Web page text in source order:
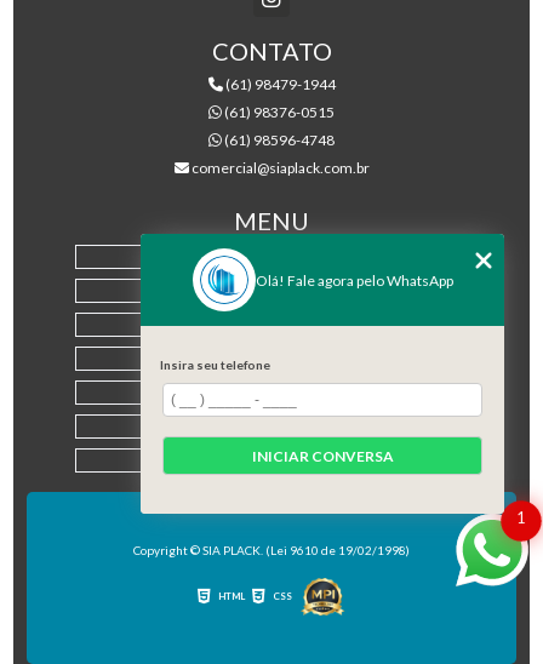
CONTATO
(61) 98479-1944
(61) 98376-0515
(61) 98596-4748
comercial@siaplack.com.br
MENU
EMPRESA
PRODUTOS
MAPA DO SITE
Copyright © SIA PLACK. (Lei 9610 de 19/02/1998)
HTML CSS
1
Olá! Fale agora pelo WhatsApp
Insira seu telefone
INICIAR CONVERSA